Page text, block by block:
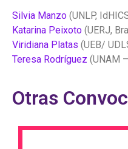
Silvia Manzo (UNLP,
Katarina Peixoto (UERJ,
Viridiana Platas (UEB/
Teresa Rodríguez (UNAM
Otras